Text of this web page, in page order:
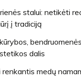
stalui: netikėti
į tradiciją
dalis
medų